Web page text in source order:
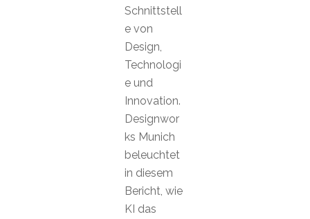
Schnittstell
e von
Design,
Technologi
e und
Innovation.
Designwor
ks Munich
beleuchtet
in diesem
Bericht, wie
KI das